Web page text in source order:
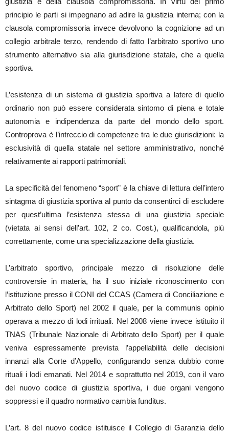
principio le parti si impegnano ad adire la giustizia interna; con la
clausola compromissoria invece devolvono la cognizione ad un
collegio arbitrale terzo, rendendo di fatto l’arbitrato sportivo uno
strumento alternativo sia alla giurisdizione statale, che a quella
sportiva.
L’esistenza di un sistema di giustizia sportiva a latere di quello
ordinario non può essere considerata sintomo di piena e totale
autonomia e indipendenza da parte del mondo dello sport.
Controprova è l’intreccio di competenze tra le due giurisdizioni: la
esclusività di quella statale nel settore amministrativo, nonché
relativamente ai rapporti patrimoniali.
La specificità del fenomeno “sport” è la chiave di lettura dell’intero
sintagma di giustizia sportiva al punto da consentirci di escludere
per quest’ultima l’esistenza stessa di una giustizia speciale
(vietata ai sensi dell’art. 102, 2 co. Cost.), qualificandola, più
correttamente, come una specializzazione della giustizia.
L’arbitrato sportivo, principale mezzo di risoluzione delle
controversie in materia, ha il suo iniziale riconoscimento con
l’istituzione presso il CONI del CCAS (Camera di Conciliazione e
Arbitrato dello Sport) nel 2002 il quale, per la communis opinio
operava a mezzo di lodi irrituali. Nel 2008 viene invece istituito il
TNAS (Tribunale Nazionale di Arbitrato dello Sport) per il quale
veniva espressamente prevista l’appellabilità delle decisioni
innanzi alla Corte d’Appello, configurando senza dubbio come
rituali i lodi emanati. Nel 2014 e soprattutto nel 2019, con il varo
del nuovo codice di giustizia sportiva, i due organi vengono
soppressi e il quadro normativo cambia funditus.
L’art. 8 del nuovo codice istituisce il Collegio di Garanzia dello